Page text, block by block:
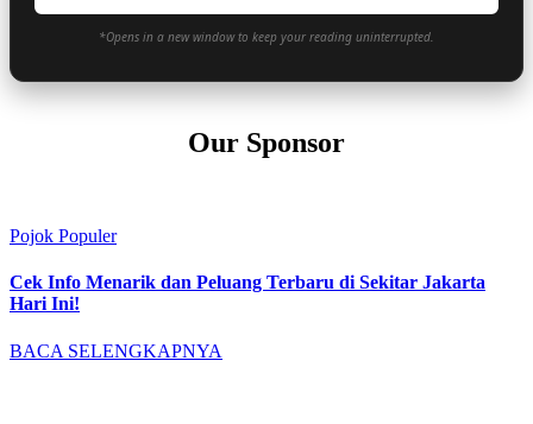
*Opens in a new window to keep your reading uninterrupted.
Our Sponsor
Pojok Populer
Cek Info Menarik dan Peluang Terbaru di Sekitar Jakarta
Hari Ini!
BACA SELENGKAPNYA